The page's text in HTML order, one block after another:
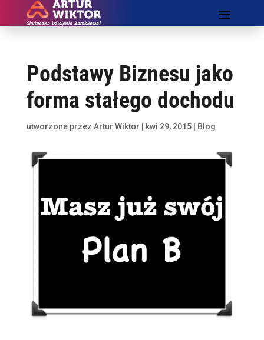
Podstawy Biznesu jako
forma stałego dochodu
utworzone przez Artur Wiktor kwi 29, 2015| Blog